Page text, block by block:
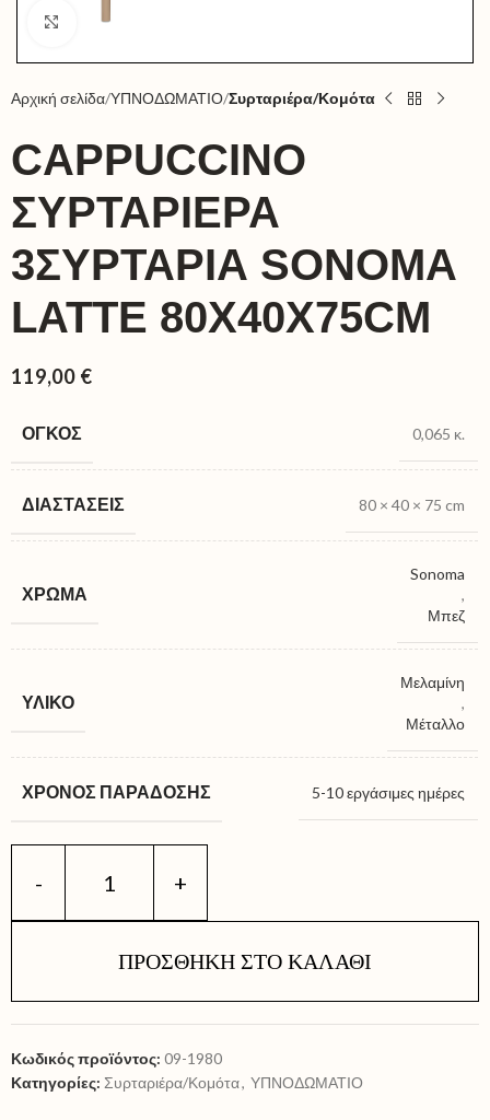
Click to enlarge
Αρχική σελίδα ΥΠΝΟΔΩΜΑΤΙΟ Συρταριέρα/Κομότα
CAPPUCCINO
ΣΥΡΤΑΡΙΕΡΑ
3ΣΥΡΤΑΡΙΑ SONOMA
LATTE 80X40X75CM
119,00 €
ΌΓΚΟΣ 0,065 κ.
ΔΙΑΣΤΆΣΕΙΣ 80 × 40 × 75 cm
ΧΡΏΜΑ
Sonoma
,
Μπεζ
ΥΛΙΚΌ
Μελαμίνη
,
Μέταλλο
ΧΡΌΝΟΣ ΠΑΡΆΔΟΣΗΣ 5-10 εργάσιμες ημέρες
ΠΡΟΣΘΉΚΗ ΣΤΟ ΚΑΛΆΘΙ
Κωδικός προϊόντος: 09-1980
Κατηγορίες: Συρταριέρα/Κομότα, ΥΠΝΟΔΩΜΑΤΙΟ